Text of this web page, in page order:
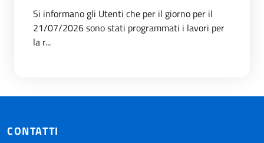
Si informano gli Utenti che per il giorno per il
21/07/2026 sono stati programmati i lavori per
la r...
CONTATTI